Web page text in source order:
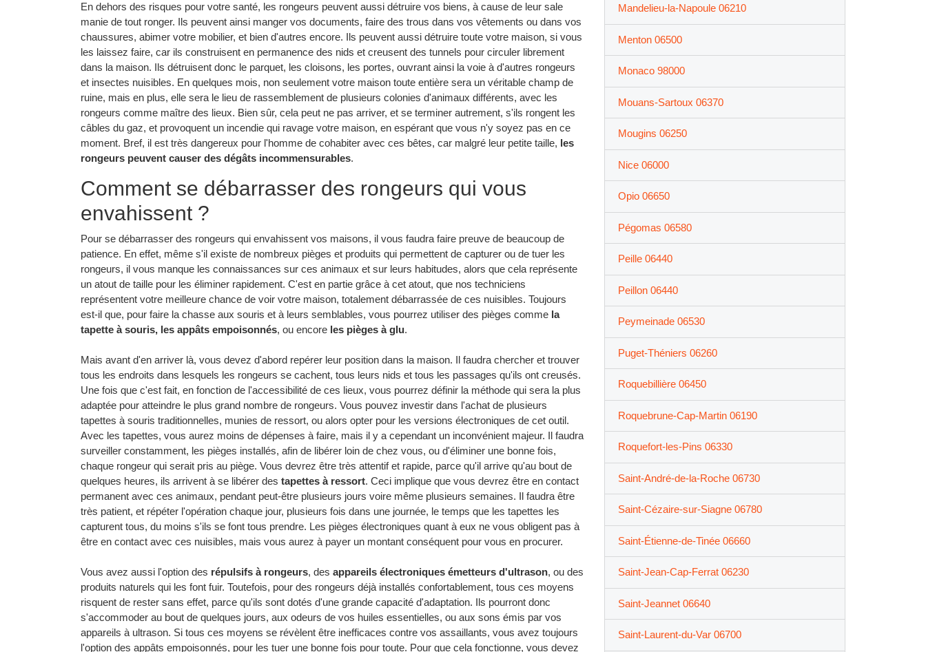
En dehors des risques pour votre santé, les rongeurs peuvent aussi détruire vos biens, à cause de leur sale
manie de tout ronger. Ils peuvent ainsi manger vos documents, faire des trous dans vos vêtements ou dans vos
chaussures, abimer votre mobilier, et bien d'autres encore. Ils peuvent aussi détruire toute votre maison, si vous
les laissez faire, car ils construisent en permanence des nids et creusent des tunnels pour circuler librement
dans la maison. Ils détruisent donc le parquet, les cloisons, les portes, ouvrant ainsi la voie à d'autres rongeurs
et insectes nuisibles. En quelques mois, non seulement votre maison toute entière sera un véritable champ de
ruine, mais en plus, elle sera le lieu de rassemblement de plusieurs colonies d'animaux différents, avec les
rongeurs comme maître des lieux. Bien sûr, cela peut ne pas arriver, et se terminer autrement, s'ils rongent les
câbles du gaz, et provoquent un incendie qui ravage votre maison, en espérant que vous n'y soyez pas en ce
moment. Bref, il est très dangereux pour l'homme de cohabiter avec ces bêtes, car malgré leur petite taille, les
rongeurs peuvent causer des dégâts incommensurables.
Comment se débarrasser des rongeurs qui vous
envahissent ?
Pour se débarrasser des rongeurs qui envahissent vos maisons, il vous faudra faire preuve de beaucoup de
patience. En effet, même s'il existe de nombreux pièges et produits qui permettent de capturer ou de tuer les
rongeurs, il vous manque les connaissances sur ces animaux et sur leurs habitudes, alors que cela représente
un atout de taille pour les éliminer rapidement. C'est en partie grâce à cet atout, que nos techniciens
représentent votre meilleure chance de voir votre maison, totalement débarrassée de ces nuisibles. Toujours
est-il que, pour faire la chasse aux souris et à leurs semblables, vous pourrez utiliser des pièges comme la
tapette à souris, les appâts empoisonnés, ou encore les pièges à glu.
Mais avant d'en arriver là, vous devez d'abord repérer leur position dans la maison. Il faudra chercher et trouver
tous les endroits dans lesquels les rongeurs se cachent, tous leurs nids et tous les passages qu'ils ont creusés.
Une fois que c'est fait, en fonction de l'accessibilité de ces lieux, vous pourrez définir la méthode qui sera la plus
adaptée pour atteindre le plus grand nombre de rongeurs. Vous pouvez investir dans l'achat de plusieurs
tapettes à souris traditionnelles, munies de ressort, ou alors opter pour les versions électroniques de cet outil.
Avec les tapettes, vous aurez moins de dépenses à faire, mais il y a cependant un inconvénient majeur. Il faudra
surveiller constamment, les pièges installés, afin de libérer loin de chez vous, ou d'éliminer une bonne fois,
chaque rongeur qui serait pris au piège. Vous devrez être très attentif et rapide, parce qu'il arrive qu'au bout de
quelques heures, ils arrivent à se libérer des tapettes à ressort. Ceci implique que vous devrez être en contact
permanent avec ces animaux, pendant peut-être plusieurs jours voire même plusieurs semaines. Il faudra être
très patient, et répéter l'opération chaque jour, plusieurs fois dans une journée, le temps que les tapettes les
capturent tous, du moins s'ils se font tous prendre. Les pièges électroniques quant à eux ne vous obligent pas à
être en contact avec ces nuisibles, mais vous aurez à payer un montant conséquent pour vous en procurer.
Vous avez aussi l'option des répulsifs à rongeurs, des appareils électroniques émetteurs d'ultrason, ou des
produits naturels qui les font fuir. Toutefois, pour des rongeurs déjà installés confortablement, tous ces moyens
risquent de rester sans effet, parce qu'ils sont dotés d'une grande capacité d'adaptation. Ils pourront donc
s'accommoder au bout de quelques jours, aux odeurs de vos huiles essentielles, ou aux sons émis par vos
appareils à ultrason. Si tous ces moyens se révèlent être inefficaces contre vos assaillants, vous avez toujours
l'option des appâts empoisonnés, pour les tuer une bonne fois pour toute. Pour que cela fonctionne, vous devez
Mandelieu-la-Napoule 06210
Menton 06500
Monaco 98000
Mouans-Sartoux 06370
Mougins 06250
Nice 06000
Opio 06650
Pégomas 06580
Peille 06440
Peillon 06440
Peymeinade 06530
Puget-Théniers 06260
Roquebillière 06450
Roquebrune-Cap-Martin 06190
Roquefort-les-Pins 06330
Saint-André-de-la-Roche 06730
Saint-Cézaire-sur-Siagne 06780
Saint-Étienne-de-Tinée 06660
Saint-Jean-Cap-Ferrat 06230
Saint-Jeannet 06640
Saint-Laurent-du-Var 06700